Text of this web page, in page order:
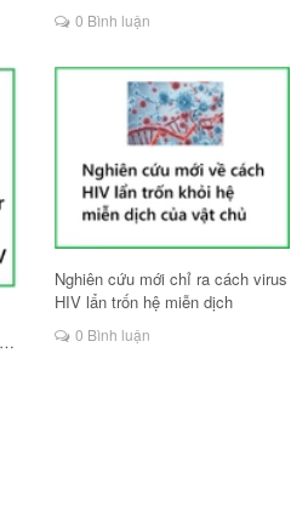
0 Bình luận
Nghiên cứu mới chỉ ra cách virus
HIV lẩn trốn hệ miễn dịch
0 Bình luận